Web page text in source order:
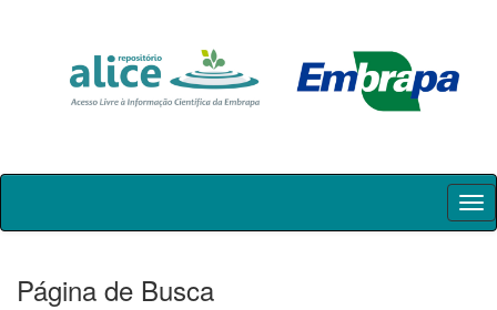
Skip
Página de Busca